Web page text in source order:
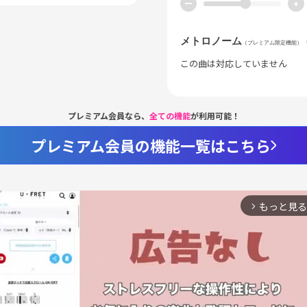
ー +
メトロノーム （プレミアム限定機能）
この曲は対応していません
プレミアム会員なら、 全ての機能が利用可能！
プレミアム会員の機能一覧はこちら
arrow_forward_ios もっと見る